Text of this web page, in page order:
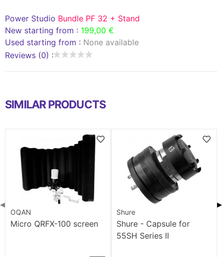
Power Studio Bundle PF 32 + Stand
New starting from : 199,00 €
Used starting from : None available
Reviews (0) :
SIMILAR PRODUCTS
OQAN
Micro QRFX-100 screen
Shure
Shure - Capsule for
55SH Series II
◀ ▶